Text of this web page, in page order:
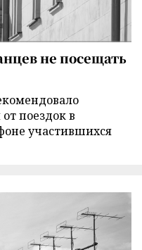
не посещать
поездок в
участившихся